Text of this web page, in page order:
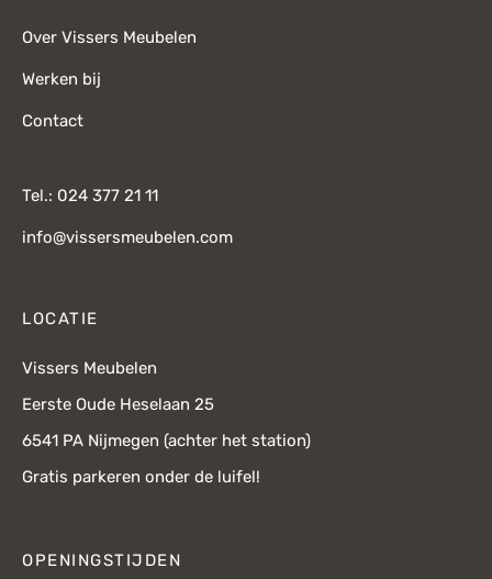
Over Vissers Meubelen
Werken bij
Contact
Tel.: 024 377 21 11
info@vissersmeubelen.com
LOCATIE
Vissers Meubelen
Eerste Oude Heselaan 25
6541 PA Nijmegen (achter het station)
Gratis parkeren onder de luifel!
OPENINGSTIJDEN